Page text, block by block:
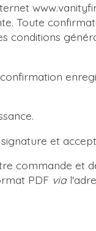
Toute
conditions
et
commande et
PDF via